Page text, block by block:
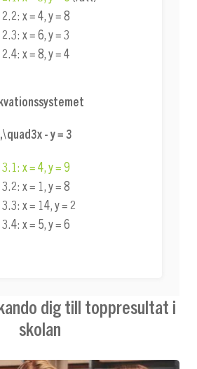
x = 4, y = 8
x = 6, y = 3
x = 8, y = 4
- y = 3
x = 4 y = 9
x = 1
y = 8
x = 14 y = 2
x = 5 y = 6
dig till toppresultat i
skolan